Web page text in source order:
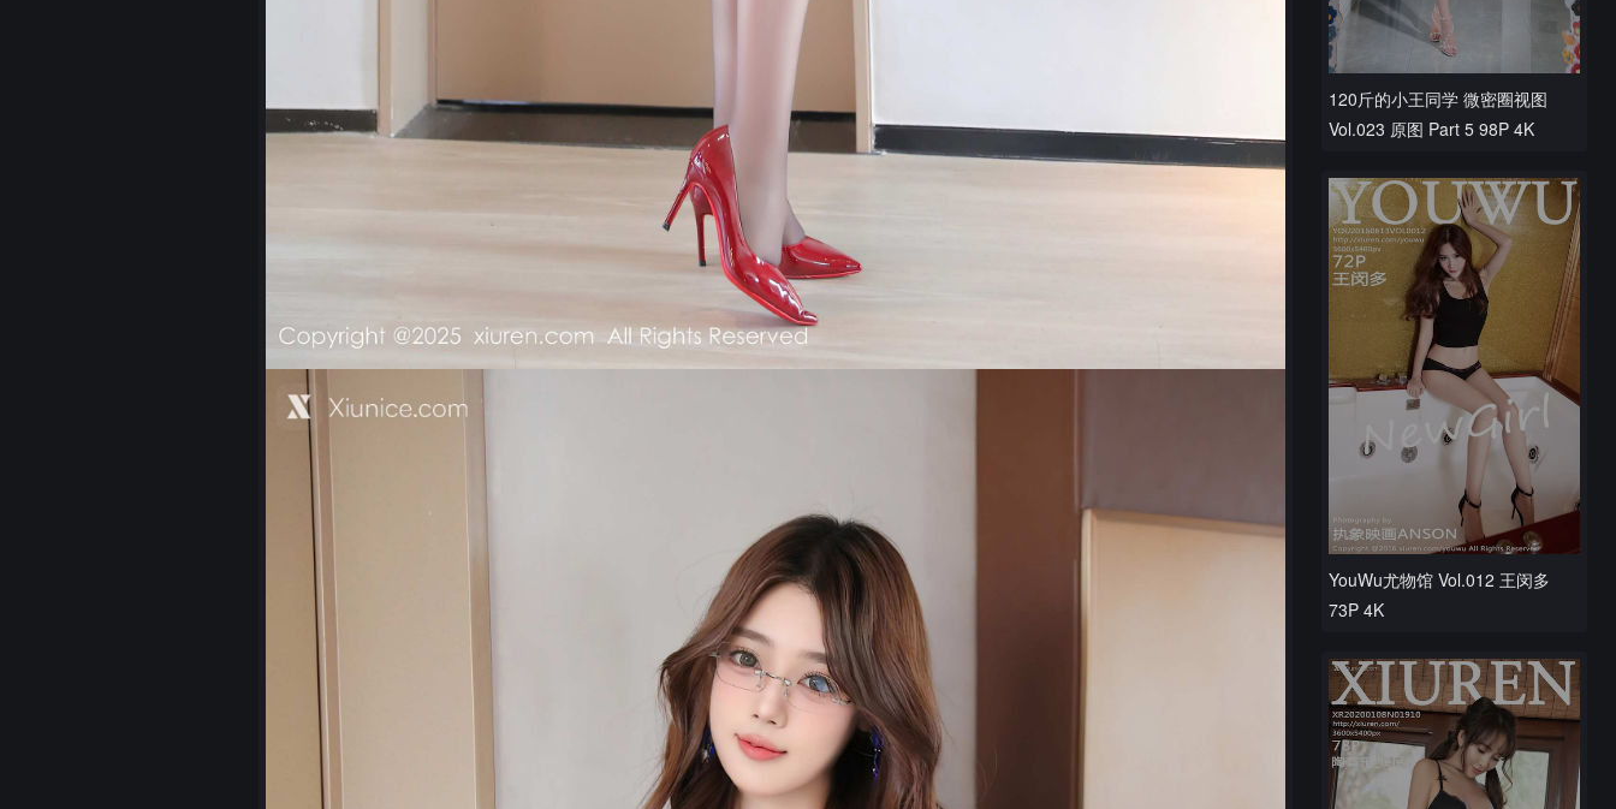
120斤的小王同学 微密圈视图
Vol.023 原图 Part 5 98P 4K
YouWu尤物馆 Vol.012 王闵多
73P 4K